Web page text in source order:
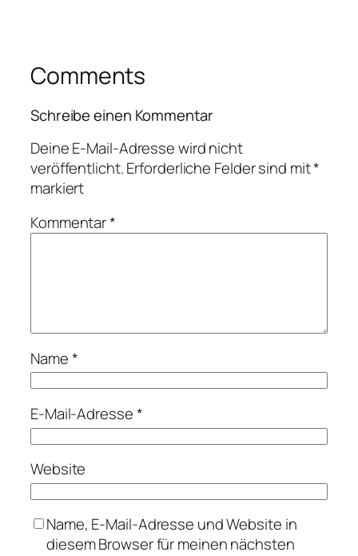
Comments
Schreibe einen Kommentar
Deine E-Mail-Adresse wird nicht
veröffentlicht.Erforderliche Felder sind mit*
markiert
Kommentar*
Name*
E-Mail-Adresse*
Website
Name, E-Mail-Adresse und Website in
diesem Browser für meinen nächsten